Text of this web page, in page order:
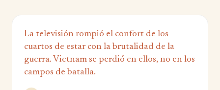
La televisión rompió el confort de los
cuartos de estar con la brutalidad de la
guerra. Vietnam se perdió en ellos, no en los
campos de batalla.